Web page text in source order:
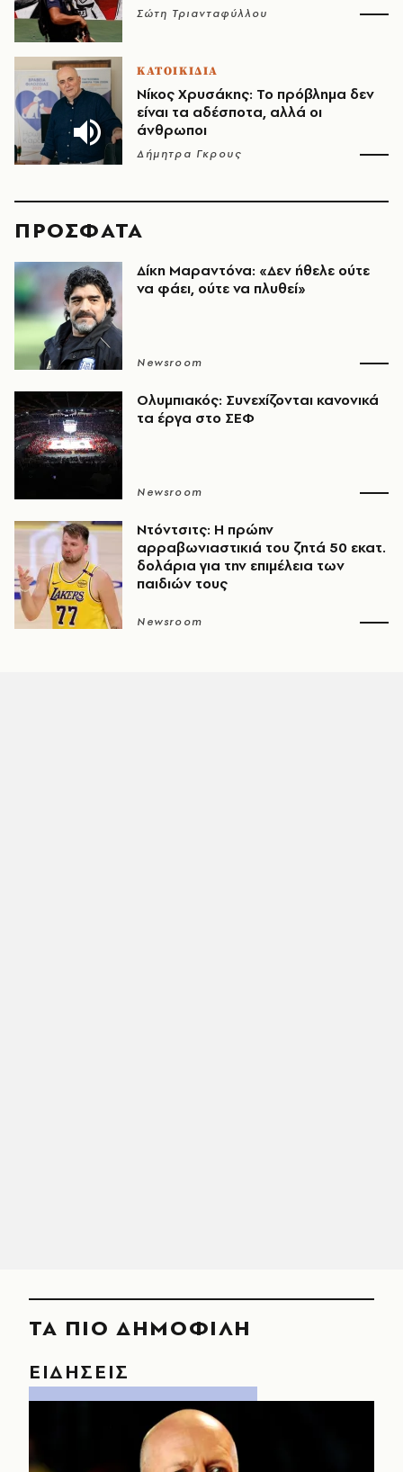
Σώτη Τριανταφύλλου
ΚΑΤΟΙΚΙΔΙΑ
Νίκος Χρυσάκης: Το πρόβλημα δεν
είναι τα αδέσποτα, αλλά οι
άνθρωποι
Δήμητρα Γκρους
ΠΡΟΣΦΑΤΑ
Δίκη Μαραντόνα: «Δεν ήθελε ούτε
να φάει, ούτε να πλυθεί»
Newsroom
Ολυμπιακός: Συνεχίζονται κανονικά
τα έργα στο ΣΕΦ
Newsroom
Ντόντσιτς: Η πρώην
αρραβωνιαστικιά του ζητά 50 εκατ.
δολάρια για την επιμέλεια των
παιδιών τους
Newsroom
ΤΑ ΠΙΟ ΔΗΜΟΦΙΛΗ
ΕΙΔΗΣΕΙΣ